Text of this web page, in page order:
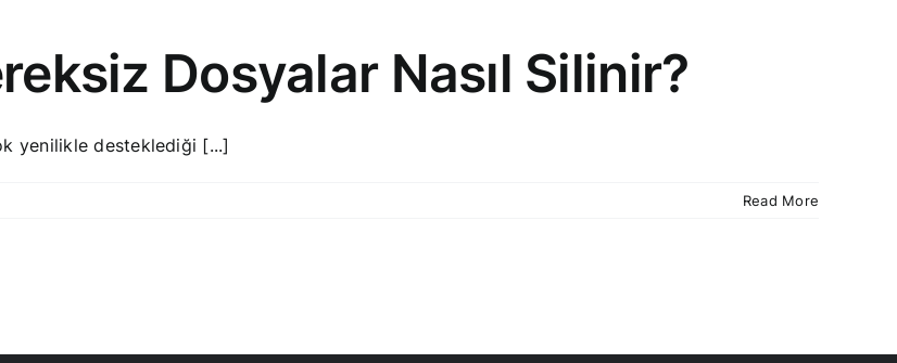
Dosyalar Nasıl Silinir?
yenilikle desteklediği [...]
Read More